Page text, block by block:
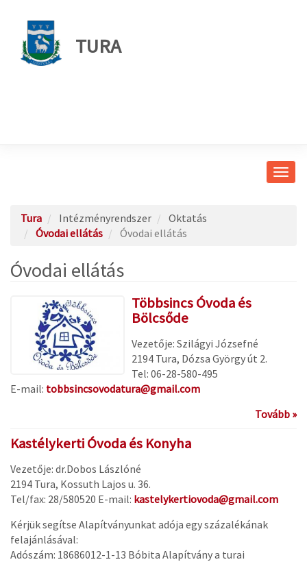
TURA
Tura Intézményrendszer
Oktatás
Óvodai ellátás
Óvodai ellátás
Óvodai ellátás
Többsincs Óvoda és
Bölcsőde
Vezetője: Szilágyi Józsefné
2194 Tura, Dózsa György út 2.
Tel: 06-28-580-495
E-mail: tobbsincsovodatura@gmail.com
Tovább »
Kastélykerti Óvoda és Konyha
Vezetője: dr.Dobos Lászlóné
2194 Tura, Kossuth Lajos u. 36.
Tel/fax: 28/580520 E-mail: kastelykertiovoda@gmail.com
Kérjük segítse Alapítványunkat adója egy százalékának
felajánlásával:
Adószám: 18686012-1-13 Bóbita Alapítvány a turai